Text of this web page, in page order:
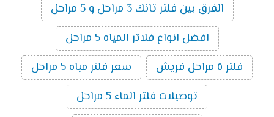
الفرق بين فلتر تانك 3 مراحل و 5 مراحل
افضل انواع فلاتر المياه 5 مراحل
فلتر ٥ مراحل فريش
سعر فلتر مياه 5 مراحل
توصيلات فلتر الماء 5 مراحل